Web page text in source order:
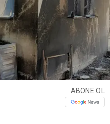
ABONE OL